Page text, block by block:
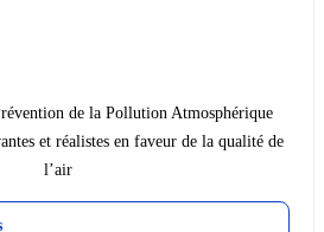
de la Pollution Atmosphérique
et réalistes en faveur de la qualité de
l’air